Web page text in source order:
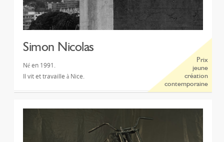
Simon Nicolas
Né en 1991.
Il vit et travaille à Nice.
Prix
jeune
création
contemporaine